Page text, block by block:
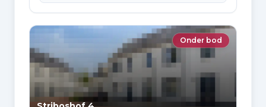
Samenstelling van bewoners
65+: 570 0-15: 285
15-25: 200
25-45: 480
45-65: 560
Opleidingsniveau
Onder bod